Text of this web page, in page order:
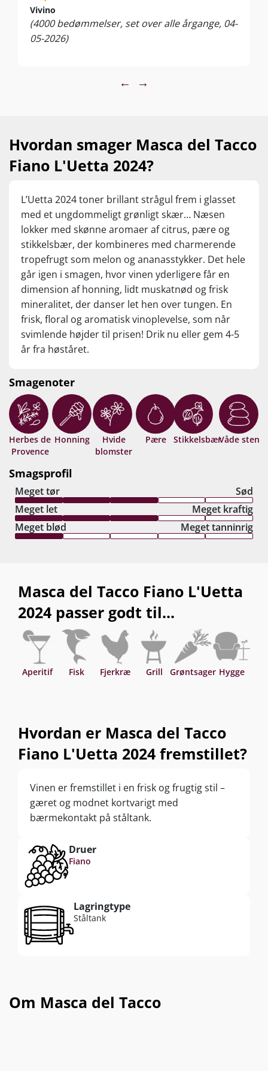
skaldyr, asiatisk mad, kylling, pasta og grillede grøntsager i
olivenolie. Server ved 8-10 °C.
Vivino
(4000 bedømmelser, set over alle årgange, 04-
05-2026)
← →
Hvordan smager Masca del Tacco
Fiano L'Uetta 2024?
L’Uetta 2024 toner brillant strågul frem i glasset
med et ungdommeligt grønligt skær… Næsen
lokker med skønne aromaer af citrus, pære og
stikkelsbær, der kombineres med charmerende
tropefrugt som melon og ananasstykker. Det hele
går igen i smagen, hvor vinen yderligere får en
dimension af honning, lidt muskatnød og frisk
mineralitet, der danser let hen over tungen. En
frisk, floral og aromatisk vinoplevelse, som når
svimlende højder til prisen! Drik nu eller gem 4-5
år fra høståret.
Smagenoter
Herbes de
Provence
Honning
Hvide
blomster
Pære StikkelsbærVåde sten
Smagsprofil
Meget tør
Sød
Meget let
Meget kraftig
Meget blød
Meget tanninrig
Masca del Tacco Fiano L'Uetta
2024 passer godt til...
Aperitif Fisk Fjerkræ Grill Grøntsager Hygge
Hvordan er Masca del Tacco
Fiano L'Uetta 2024 fremstillet?
Vinen er fremstillet i en frisk og frugtig stil –
gæret og modnet kortvarigt med
bærmekontakt på ståltank.
Druer
Fiano
Lagringtype
Ståltank
Om Masca del Tacco